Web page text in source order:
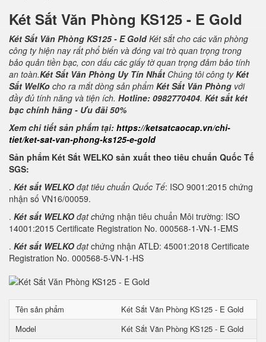
Két Sắt Văn Phòng KS125 - E Gold
Két Sắt Văn Phòng KS125 - E GoldKét sắt cho các văn phòng
công ty hiện nay rất phổ biến và đóng vai trò quan trọng trong
bảo quản tiền bạc, con dấu các giấy tờ quan trọng đảm bảo tính
an toàn.Két Sắt Văn Phòng Uy Tín Nhất Chúng tôi công tyKét
Sắt WelKo cho ra mắt dòng sản phẩm Két Sắt Văn Phòng với
đầy đủ tính năng và tiện ích. Hotline: 0982770404. Két sắt két
bạc chính hãng - Ưu đãi 50%
Xem chi tiết sản phẩm tại: https://ketsatcaocap.vn/chi-
tiet/ket-sat-van-phong-ks125-e-gold
Sản phẩm Két Sắt WELKO sản xuất theo tiêu chuẩn Quốc Tế
SGS:
. Két sắt WELKO đạt tiêu chuẩn Quốc Tế: ISO 9001:2015 chứng
nhận số VN16/00059.
. Két sắt WELKO đạt chứng nhận tiêu chuẩn Môi trường: ISO
14001:2015 Certificate Registration No. 000568-1-VN-1-EMS
. Két sắt WELKO đạtchứng nhận ATLĐ: 45001:2018 Certificate
Registration No. 000568-5-VN-1-HS
Tên sản phẩm
Két Sắt Văn Phòng KS125 - E Gold
Model
Két Sắt Văn Phòng KS125 - E Gold